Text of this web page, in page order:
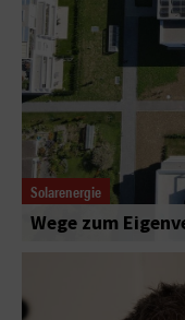
Solarenergie
Wege zum